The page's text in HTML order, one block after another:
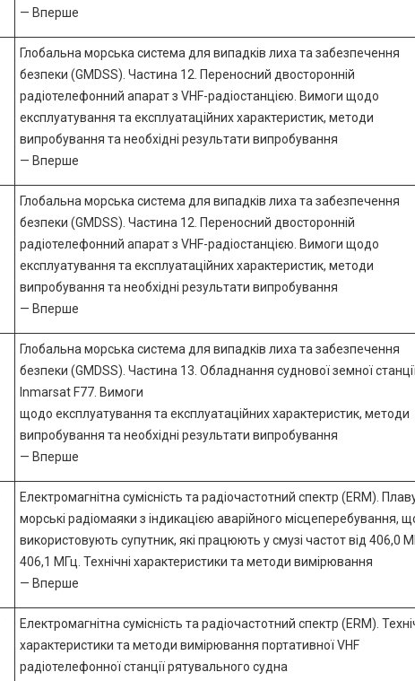
— Вперше
Глобальна морська система для випадків лиха та забезпечення
безпеки (GMDSS). Частина 12. Переносний двосторонній
радіотелефонний апарат з VHF-радіостанцією. Вимоги щодо
експлуатування та експлуатаційних характеристик, методи
випробування та необхідні результати випробування
— Вперше
Глобальна морська система для випадків лиха та забезпечення
безпеки (GMDSS). Частина 12. Переносний двосторонній
радіотелефонний апарат з VHF-радіостанцією. Вимоги щодо
експлуатування та експлуатаційних характеристик, методи
випробування та необхідні результати випробування
— Вперше
Глобальна морська система для випадків лиха та забезпечення
безпеки (GMDSS). Частина 13. Обладнання суднової земної
Inmarsat F77. Вимоги
щодо експлуатування та експлуатаційних характеристик, методи
випробування та необхідні результати випробування
— Вперше
Електромагнітна сумісність та радіочастотний спектр (ERM).
морські радіомаяки з індикацією аварійного місцеперебування,
використовують супутник, які працюють у смузі частот від 406,0
406,1 МГц. Технічні характеристики та методи вимірювання
— Вперше
Електромагнітна сумісність та радіочастотний спектр (ERM).
характеристики та методи вимірювання портативної VHF
радіотелефонної станції рятувального судна